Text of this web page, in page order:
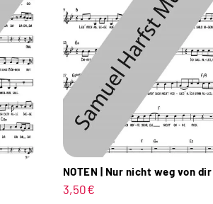
NOTEN | Nur nicht weg von dir
3,50€